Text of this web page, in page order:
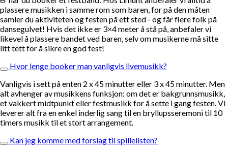
plassere musikken i samme rom som baren, for på den måten
samler du aktiviteten og festen på ett sted - og får flere folk på
dansegulvet! Hvis det ikke er 3×4 meter å stå på, anbefaler vi
likevel å plassere bandet ved baren, selv om musikerne må sitte
litt tett for å sikre en god fest!
Hvor lenge booker man vanligvis livemusikk?
Vanligvis i sett på enten 2 x 45 minutter eller 3 x 45 minutter. Men
alt avhenger av musikkens funksjon: om det er bakgrunnsmusikk,
et vakkert midtpunkt eller festmusikk for å sette i gang festen. Vi
leverer alt fra en enkel inderlig sang til en bryllupsseremoni til 10
timers musikk til et stort arrangement.
Kan jeg komme med forslag til spillelisten?